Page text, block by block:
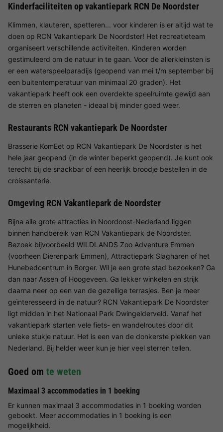
Kinderfaciliteiten op vakantiepark RCN De Noordster
Klimmen, klauteren, spetteren... voor kinderen is er altijd wat te
doen op RCN Vakantiepark De Noordster! Het recreatieteam
organiseert verschillende activiteiten. Kinderen worden
gestimuleerd om de natuur in te gaan. Voor de allerkleinsten is
er een waterspeelparadijs (geopend van mei t/m september bij
een buitentemperatuur van minimaal 20 graden). Het
vakantiepark heeft ook een overdekte speelruimte gewijd aan
de sterren en planeten - ideaal bij minder goed weer.
Restaurants RCN vakantiepark De Noordster
Brasserie KomEet op RCN Vakantiepark De Noordster is het
hele jaar geopend (in de winter beperkt geopend). Je kunt ook
terecht bij de snackbar of een heerlijk broodje bestellen in de
croissanterie.
Omgeving RCN Vakantiepark de Noordster
Bijna alle grote attracties in Noordoost-Nederland liggen
binnen handbereik van RCN Vakantiepark de Noordster.
Bezoek bijvoorbeeld WILDLANDS Zoo Adventure Emmen
(voorheen Dierenpark Emmen), Attractiepark Slagharen of het
Hunebedcentrum in Borger. Wil je een grote stad bezoeken? Ga
dan naar Assen of Hoogeveen. Ga lekker winkelen en strijk
daarna neer op een van de gezellige terrasjes. Ben je meer
geïnteresseerd in de natuur? RCN Vakantiepark De Noordster
ligt midden in het Nationaal Park Dwingelderveld. Vanaf het
vakantiepark starten vele fiets- en wandelroutes door dit
unieke stukje natuur. Het is een van de donkerste plekken van
Nederland. Bij helder weer kun je hier veel sterren tellen.
Goed om te weten
Maximaal 3 accommodaties in 1 boeking
Er kunnen maximaal 3 accommodaties in 1 boeking worden
geboekt. Meer accommodaties in 1 boeking is een
mogelijkheid.